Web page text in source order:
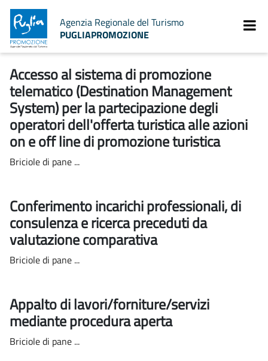
Agenzia Regionale del Turismo
PUGLIAPROMOZIONE
Accesso al sistema di promozione
telematico (Destination Management
System) per la partecipazione degli
operatori dell'offerta turistica alle azioni
on e off line di promozione turistica
Briciole di pane ...
Conferimento incarichi professionali, di
consulenza e ricerca preceduti da
valutazione comparativa
Briciole di pane ...
Appalto di lavori/forniture/servizi
mediante procedura aperta
Briciole di pane ...